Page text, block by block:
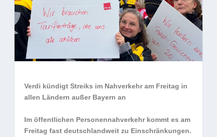
Verdi kündigt Streiks im Nahverkehr am Freitag in
allen Ländern außer Bayern an
Im öffentlichen Personennahverkehr kommt es am
Freitag fast deutschlandweit zu Einschränkungen.